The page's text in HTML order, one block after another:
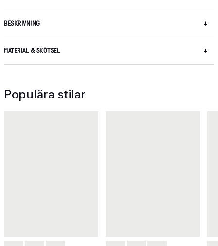
BESKRIVNING
MATERIAL & SKÖTSEL
Populära stilar